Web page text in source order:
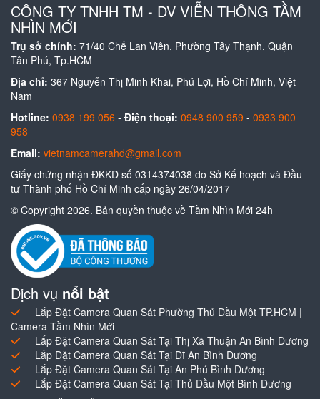
CÔNG TY TNHH TM - DV VIỄN THÔNG TẦM
NHÌN MỚI
Trụ sở chính: 71/40 Chế Lan Viên, Phường Tây Thạnh, Quận
Tân Phú, Tp.HCM
Địa chỉ: 367 Nguyễn Thị Minh Khai, Phú Lợi, Hồ Chí Minh, Việt
Nam
Hotline: 0938 199 056 - Điện thoại: 0948 900 959 - 0933 900
958
Email: vietnamcamerahd@gmail.com
Giấy chứng nhận ĐKKD số 0314374038 do Sở Kế hoạch và Đầu
tư Thành phố Hồ Chí Minh cấp ngày 26/04/2017
© Copyright 2026. Bản quyền thuộc về Tầm Nhìn Mới 24h
Dịch vụ nổi bật
Lắp Đặt Camera Quan Sát Phường Thủ Dầu Một TP.HCM |
Camera Tầm Nhìn Mới
Lắp Đặt Camera Quan Sát Tại Thị Xã Thuận An Bình Dương
Lắp Đặt Camera Quan Sát Tại Dĩ An Bình Dương
Lắp Đặt Camera Quan Sát Tại An Phú Bình Dương
Lắp Đặt Camera Quan Sát Tại Thủ Dầu Một Bình Dương